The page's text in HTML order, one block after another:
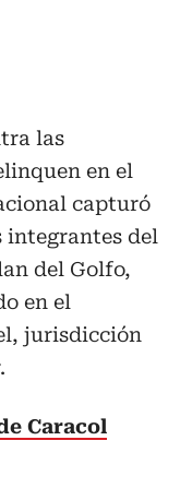
las
en el
capturó
integrantes del
del Golfo,
en el
jurisdicción
Caracol